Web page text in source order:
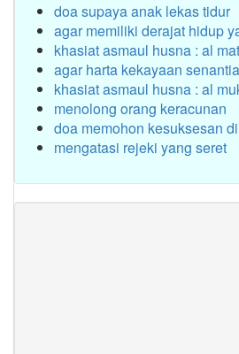
doa supaya anak lekas tidur
agar memiliki derajat hidup
khasiat asmaul husna : al
agar harta kekayaan
khasiat asmaul husna : al
menolong orang keracunan
doa memohon kesuksesan
mengatasi rejeki yang seret